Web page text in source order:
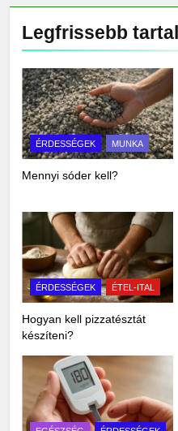
Legfrissebb
ÉRDESSÉGEK MUNKA
Mennyi sóder kell?
ÉRDESSÉGEK ÉTEL-ITAL
Hogyan kell pizzatésztát
készíteni?